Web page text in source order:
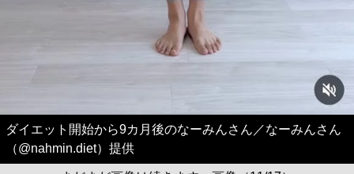
ダイエット開始から9カ月後のなーみんさん／なーみんさん
（@nahmin.diet）提供